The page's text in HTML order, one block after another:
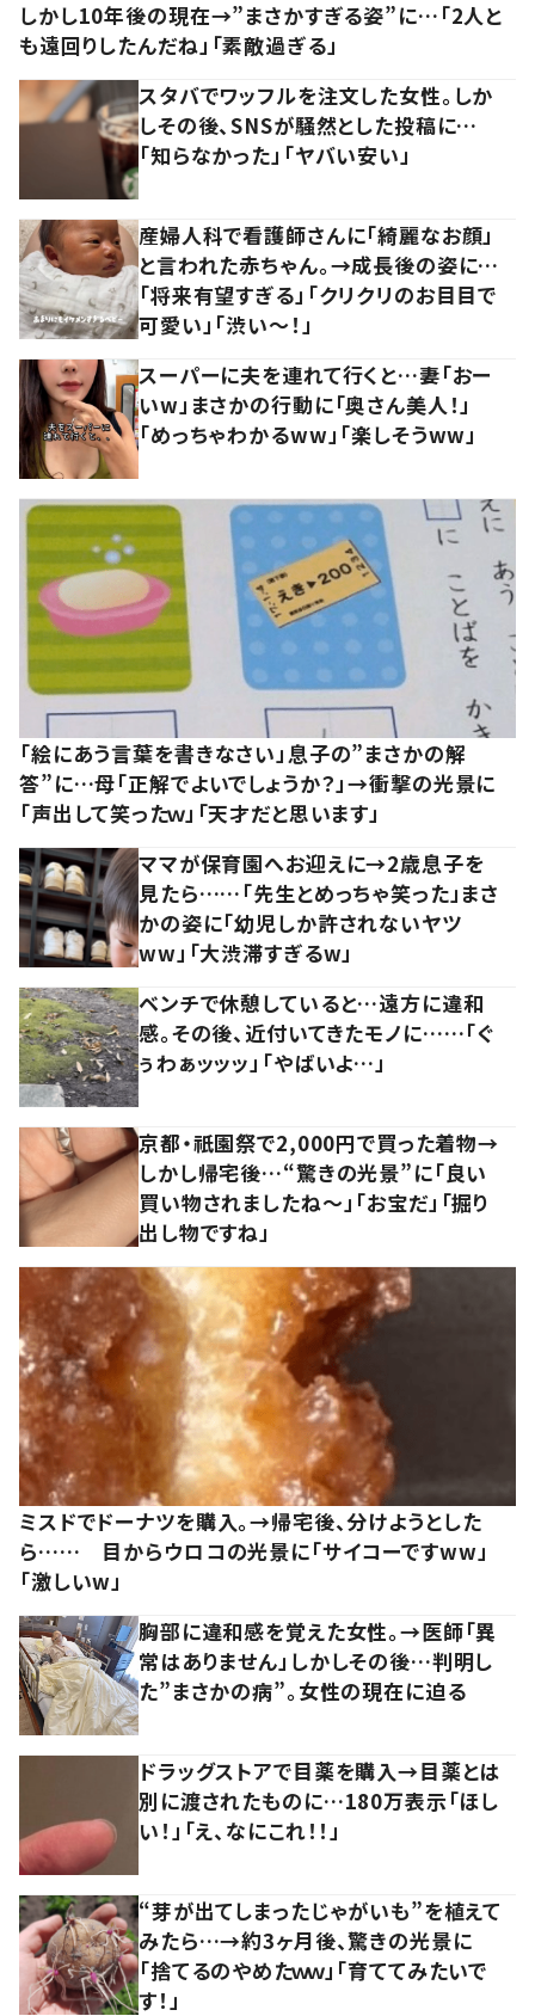
しかし10年後の現在→”まさかすぎる姿”に…「2人と
も遠回りしたんだね」「素敵過ぎる」
スタバでワッフルを注文した女性。しか
しその後、SNSが騒然とした投稿に…
「知らなかった」「ヤバい安い」
産婦人科で看護師さんに「綺麗なお顔」
と言われた赤ちゃん。→成長後の姿に…
「将来有望すぎる」「クリクリのお目目で
可愛い」「渋い～！」
スーパーに夫を連れて行くと…妻「おー
いw」まさかの行動に「奥さん美人！」
「めっちゃわかるww」「楽しそうww」
「絵にあう言葉を書きなさい」息子の”まさかの解
答”に…母「正解でよいでしょうか？」→衝撃の光景に
「声出して笑ったｗ」「天才だと思います」
ママが保育園へお迎えに→2歳息子を
見たら……「先生とめっちゃ笑った」まさ
かの姿に「幼児しか許されないヤツ
ww」「大渋滞すぎるw」
ベンチで休憩していると…遠方に違和
感。その後、近付いてきたモノに……「ぐ
ぅわぁッッッ」「やばいよ…」
京都・祇園祭で2,000円で買った着物→
しかし帰宅後…“驚きの光景”に「良い
買い物されましたね～」「お宝だ」「掘り
出し物ですね」
ミスドでドーナツを購入。→帰宅後、分けようとした
ら…… 目からウロコの光景に「サイコーですww」
「激しいw」
胸部に違和感を覚えた女性。→医師「異
常はありません」しかしその後…判明し
た”まさかの病”。女性の現在に迫る
ドラッグストアで目薬を購入→目薬とは
別に渡されたものに…180万表示「ほし
い！」「え、なにこれ！！」
“芽が出てしまったじゃがいも”を植えて
みたら…→約3ヶ月後、驚きの光景に
「捨てるのやめたｗｗ」「育ててみたいで
す！」